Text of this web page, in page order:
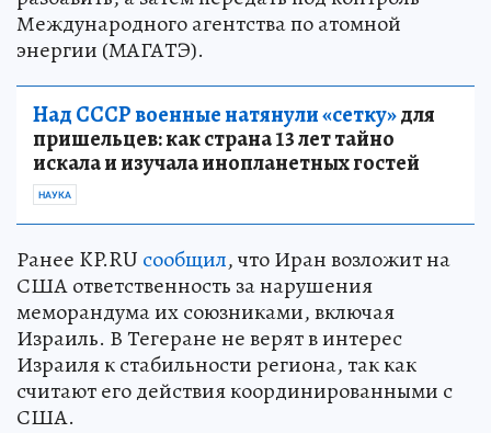
Международного агентства по атомной
энергии (МАГАТЭ).
Над СССР военные натянули «сетку»для
пришельцев: как страна 13 лет тайно
искала и изучала инопланетных гостей
НАУКА
Ранее KP.RU сообщил, что Иран возложит на
США ответственность за нарушения
меморандума их союзниками, включая
Израиль. В Тегеране не верят в интерес
Израиля к стабильности региона, так как
считают его действия координированными с
США.